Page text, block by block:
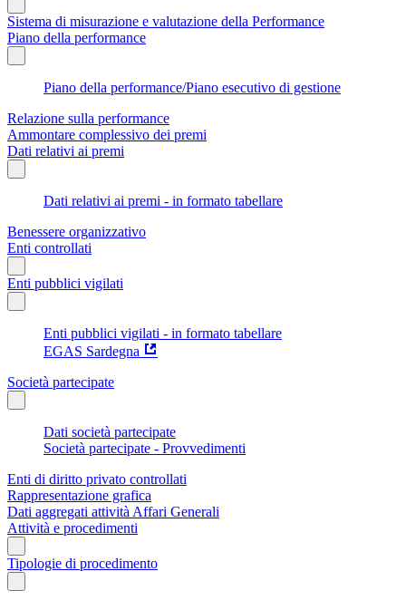
Sistema di misurazione e valutazione della Performance
Piano della performance
Piano della performance/Piano esecutivo di gestione
Relazione sulla performance
Ammontare complessivo dei premi
Dati relativi ai premi
Dati relativi ai premi - in formato tabellare
Benessere organizzativo
Enti controllati
Enti pubblici vigilati
Enti pubblici vigilati - in formato tabellare
EGAS Sardegna
Società partecipate
Dati società partecipate
Società partecipate - Provvedimenti
Enti di diritto privato controllati
Rappresentazione grafica
Dati aggregati attività Affari Generali
Attività e procedimenti
Tipologie di procedimento